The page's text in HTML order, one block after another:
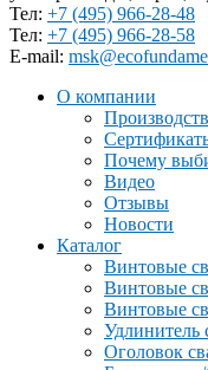
Тел: +7 (495) 966-28-48
Тел: +7 (495) 966-28-58
Е-mail:
О компании
Почему
Видео
Отзывы
Новости
Каталог
Винтовые
Винтовые
Винтовые
Удлинитель
Оголовок